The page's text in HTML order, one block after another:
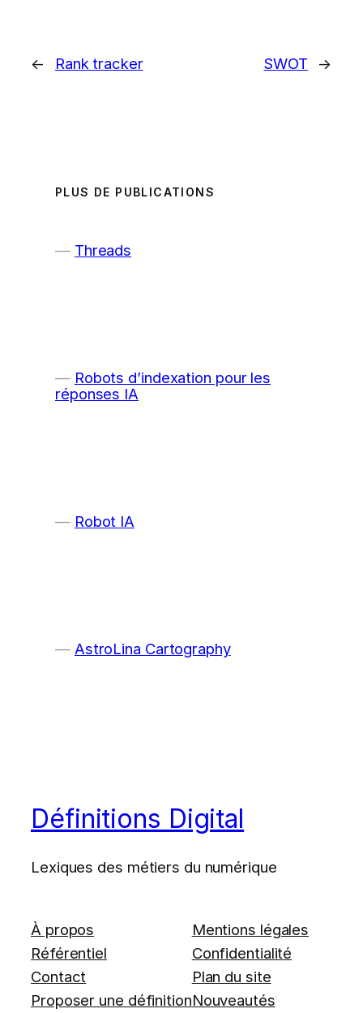
← Rank tracker SWOT →
PLUS DE PUBLICATIONS
Threads
Robots d’indexation pour les
réponses IA
Robot IA
AstroLina Cartography
Définitions Digital
Lexiques des métiers du numérique
À propos
Référentiel
Contact
Proposer une définition
Mentions légales
Confidentialité
Plan du site
Nouveautés